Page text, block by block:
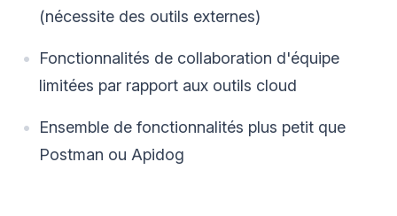
(nécessite des outils externes)
Fonctionnalités de collaboration d'équipe
limitées par rapport aux outils cloud
Ensemble de fonctionnalités plus petit que
Postman ou Apidog